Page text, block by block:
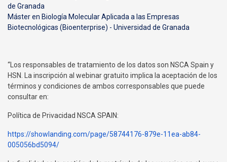
de Granada
Máster en Biología Molecular Aplicada a las Empresas
Biotecnológicas (Bioenterprise) - Universidad de Granada
“Los responsables de tratamiento de los datos son NSCA Spain y
HSN. La inscripción al webinar gratuito implica la aceptación de los
términos y condiciones de ambos corresponsables que puede
consultar en:
Política de Privacidad NSCA SPAIN:
https://showlanding.com/page/58744176-879e-11ea-ab84-
005056bd5094/